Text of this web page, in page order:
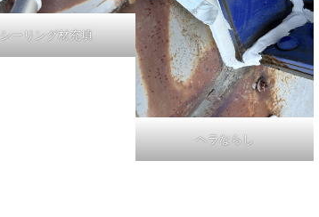
シーリング材充填
ヘラならし